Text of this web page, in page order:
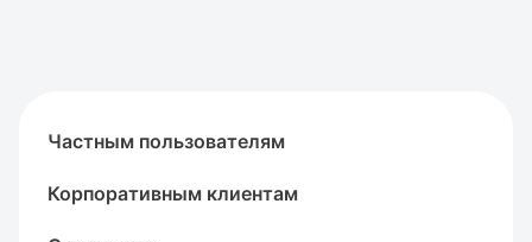
Частным пользователям
Корпоративным клиентам